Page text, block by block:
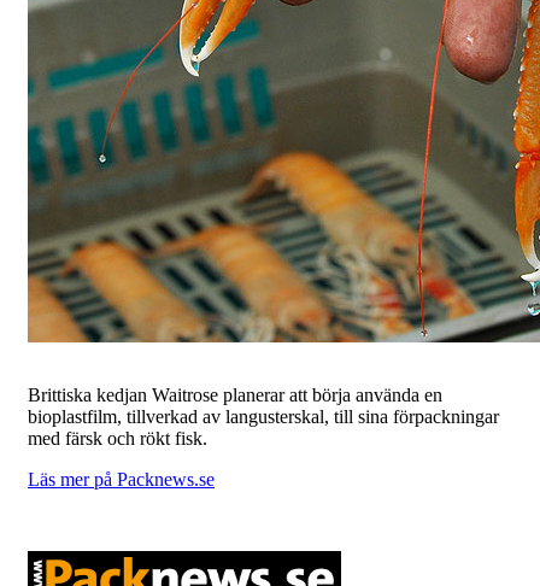
Brittiska kedjan Waitrose planerar att börja använda en
bioplastfilm, tillverkad av langusterskal, till sina förpackningar
med färsk och rökt fisk.
Läs mer på Packnews.se